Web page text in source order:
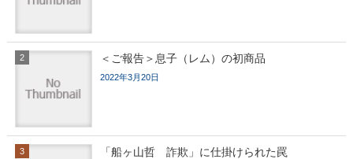
＜ご報告＞息子（レム）の初商品
2022年3月20日
「船ヶ山哲 詐欺」に仕掛けられた罠